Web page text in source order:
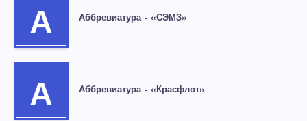
А Аббревиатура – «СЭМЗ»
А Аббревиатура – «Красфлот»